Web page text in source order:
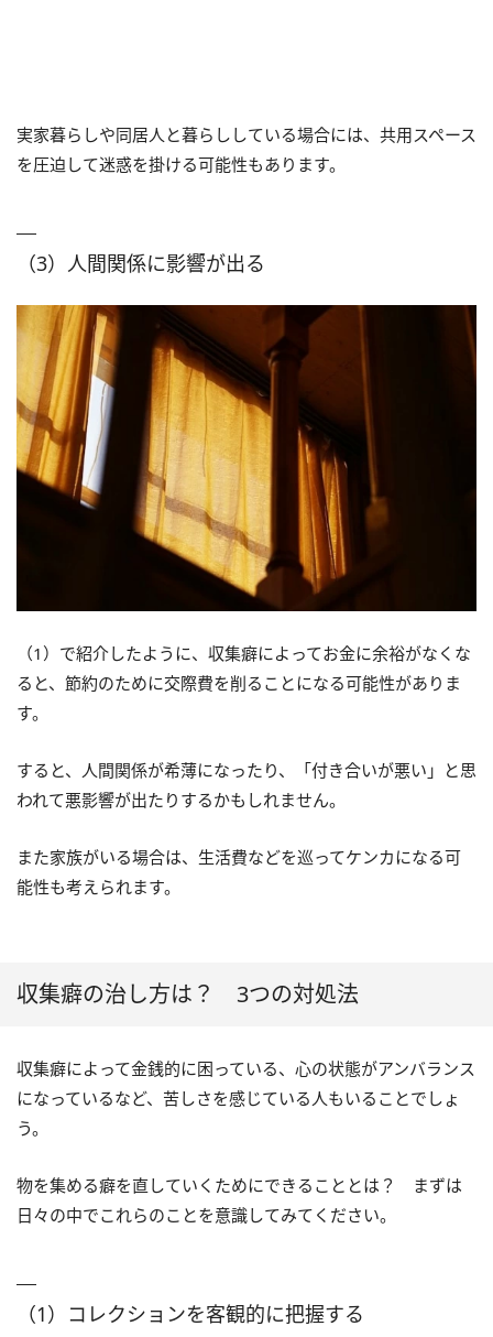
実家暮らしや同居人と暮らししている場合には、共用スペース
を圧迫して迷惑を掛ける可能性もあります。
（3）人間関係に影響が出る
（1）で紹介したように、収集癖によってお金に余裕がなくな
ると、節約のために交際費を削ることになる可能性がありま
す。
すると、人間関係が希薄になったり、「付き合いが悪い」と思
われて悪影響が出たりするかもしれません。
また家族がいる場合は、生活費などを巡ってケンカになる可
能性も考えられます。
収集癖の治し方は？ 3つの対処法
収集癖によって金銭的に困っている、心の状態がアンバランス
になっているなど、苦しさを感じている人もいることでしょ
う。
物を集める癖を直していくためにできることとは？ まずは
日々の中でこれらのことを意識してみてください。
（1）コレクションを客観的に把握する